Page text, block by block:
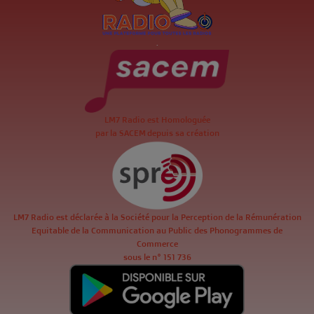
.
LM7 Radio est Homologuée
par la SACEM depuis sa création
LM7 Radio est déclarée à la Société pour la Perception de la Rémunération
Equitable de la Communication au Public des Phonogrammes de
Commerce
sous le n° 151 736